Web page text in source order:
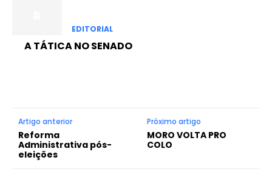
EDITORIAL
A TÁTICA NO SENADO
Artigo anterior
Reforma
Administrativa pós-
eleições
Próximo artigo
MORO VOLTA PRO
COLO